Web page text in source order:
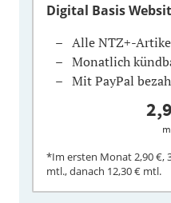
Digital Basis
Alle NTZ+-
Monatlich
Mit PayPal
*Im ersten Monat2,90 €,
mtl., danach 12,30 € mtl.